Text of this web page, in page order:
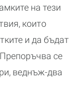
на тези
които
и да бъдат
се
веднъж-два